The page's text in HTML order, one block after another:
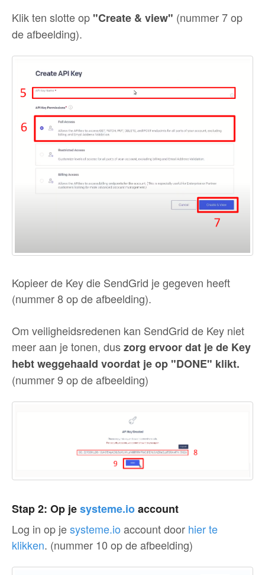
Klik ten slotte op "Create & view" (nummer 7 op
de afbeelding).
Kopieer de Key die SendGrid je gegeven heeft
(nummer 8 op de afbeelding).
Om veiligheidsredenen kan SendGrid de Key niet
meer aan je tonen, duszorg ervoor dat je de Key
hebt weggehaald voordat je op "DONE" klikt.
(nummer 9 op de afbeelding)
Stap 2: Op jesysteme.ioaccount
Log in op jesysteme.io account door hier te
klikken. (nummer 10 op de afbeelding)